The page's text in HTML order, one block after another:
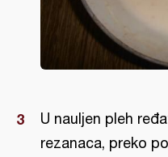
U nauljen pleh
rezanaca, preko